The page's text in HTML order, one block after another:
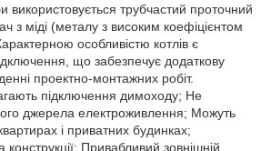
використовується трубчастий проточний
з міді (металу з високим коефіцієнтом
особливістю котлів є
що забезпечує додаткову
проектно-монтажних робіт.
підключення димоходу; Не
джерела електроживлення; Можуть
і приватних будинках;
конструкції; Привабливий зовнішній